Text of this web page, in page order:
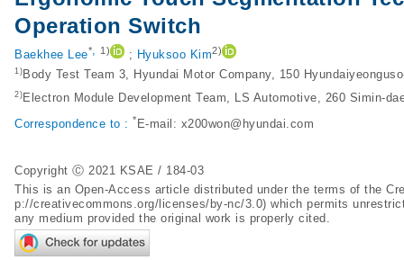
Operation Switch
Baekhee Lee*, 1) ; Hyuksoo Kim2)
1) Body Test Team 3, Hyundai Motor Company, 150
2) Electron Module Development Team, LS Automotive, 260 Simin-
Correspondence to : * E-mail: x200won@hyundai.com
Copyright Ⓒ 2021 KSAE / 184-03
This is an Open-Access article distributed under the terms of the
p://creativecommons.org/licenses/by-nc/3.0) which permits
any medium provided the original work is properly cited.